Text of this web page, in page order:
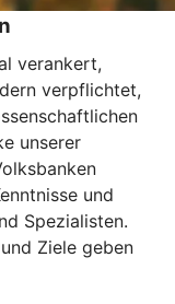
verankert,
verpflichtet,
unserer
und
Spezialisten.
Ziele geben